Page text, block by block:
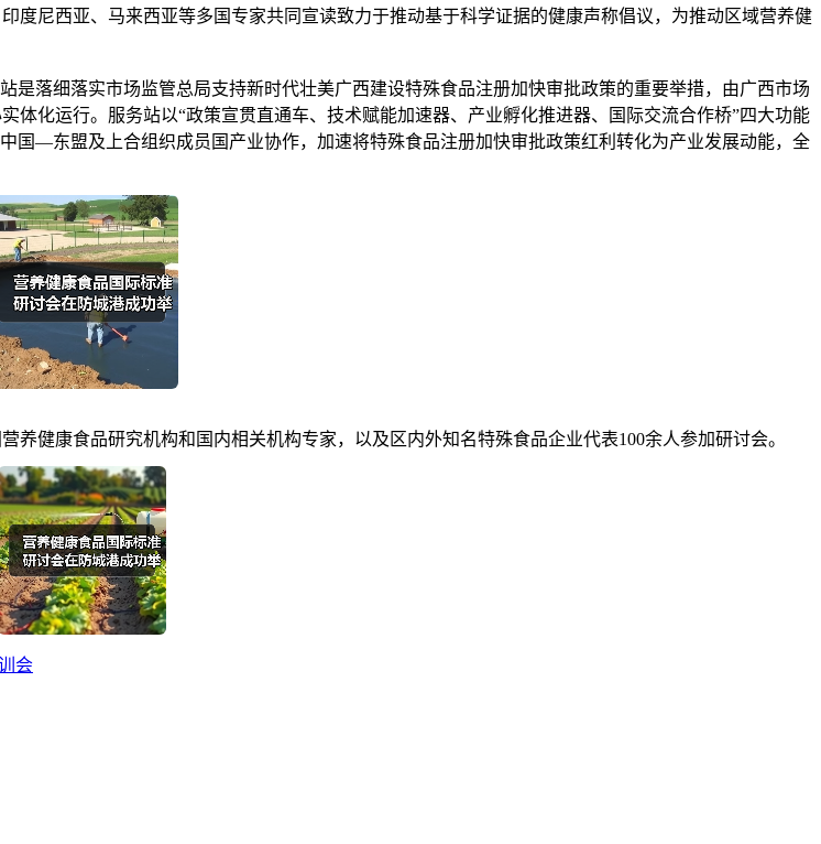
度尼西亚、马来西亚等多国专家共同宣读致力于推动基于科学证据的健康声称倡议，为推动区域营养健
细落实市场监管总局支持新时代壮美广西建设特殊食品注册加快审批政策的重要举措，由广西市场
化运行。服务站以“政策宣贯直通车、技术赋能加速器、产业孵化推进器、国际交流合作桥”四大功能
国—东盟及上合组织成员国产业协作，加速将特殊食品注册加快审批政策红利转化为产业发展动能，全
康食品研究机构和国内相关机构专家，以及区内外知名特殊食品企业代表100余人参加研讨会。
会